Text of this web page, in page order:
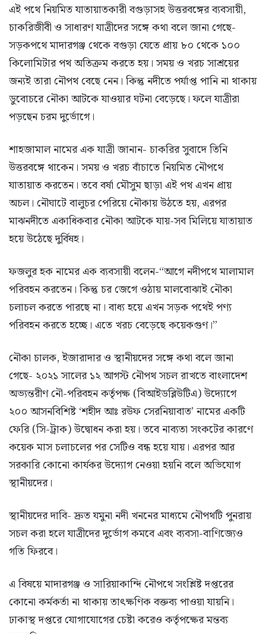
এই পথে নিয়মিত যাতায়াতকারী বগুড়াসহ উত্তরবঙ্গের ব্যবসায়ী,
চাকরিজীবী ও সাধারণ যাত্রীদের সঙ্গে কথা বলে জানা গেছে-
সড়কপথে মাদারগঞ্জ থেকে বগুড়া যেতে প্রায় ৮০ থেকে ১০০
কিলোমিটার পথ অতিক্রম করতে হয়। সময় ও খরচ সাশ্রয়ের
জন্যই তারা নৌপথ বেছে নেন। কিন্তু নদীতে পর্যাপ্ত পানি না থাকায়
ডুবোচরে নৌকা আটকে যাওয়ার ঘটনা বেড়েছে। ফলে যাত্রীরা
পড়ছেন চরম দুর্ভোগে।
শাহজামাল নামের এক যাত্রী জানান- চাকরির সুবাদে তিনি
উত্তরবঙ্গে থাকেন। সময় ও খরচ বাঁচাতে নিয়মিত নৌপথে
যাতায়াত করতেন। তবে বর্ষা মৌসুম ছাড়া এই পথ এখন প্রায়
অচল। নৌঘাটে বালুচর পেরিয়ে নৌকায় উঠতে হয়, এরপর
মাঝনদীতে একাধিকবার নৌকা আটকে যায়-সব মিলিয়ে যাতায়াত
হয়ে উঠেছে দুর্বিষহ।
ফজলুর হক নামের এক ব্যবসায়ী বলেন-“আগে নদীপথে মালামাল
পরিবহন করতেন। কিন্তু চর জেগে ওঠায় মালবোঝাই নৌকা
চলাচল করতে পারছে না। বাধ্য হয়ে এখন সড়ক পথেই পণ্য
পরিবহন করতে হচ্ছে। এতে খরচ বেড়েছে কয়েকগুণ।”
নৌকা চালক, ইজারাদার ও স্থানীয়দের সঙ্গে কথা বলে জানা
গেছে- ২০২১ সালের ১২ আগস্ট নৌপথ সচল রাখতে বাংলাদেশ
অভ্যন্তরীণ নৌ-পরিবহন কর্তৃপক্ষ (বিআইডব্লিউটিএ) উদ্যোগে
২০০ আসনবিশিষ্ট ‘শহীদ আঃ রউফ সেরনিয়াবাত’ নামের একটি
ফেরি (সি-ট্রাক) উদ্বোধন করা হয়। তবে নাব্যতা সংকটের কারণে
কয়েক মাস চলাচলের পর সেটিও বন্ধ হয়ে যায়। এরপর আর
সরকারি কোনো কার্যকর উদ্যোগ নেওয়া হয়নি বলে অভিযোগ
স্থানীয়দের।
স্থানীয়দের দাবি- দ্রুত যমুনা নদী খননের মাধ্যমে নৌপথটি পুনরায়
সচল করা হলে যাত্রীদের দুর্ভোগ কমবে এবং ব্যবসা-বাণিজ্যেও
গতি ফিরবে।
এ বিষয়ে মাদারগঞ্জ ও সারিয়াকান্দি নৌপথে সংশ্লিষ্ট দপ্তরের
কোনো কর্মকর্তা না থাকায় তাৎক্ষণিক বক্তব্য পাওয়া যায়নি।
ঢাকাস্থ দপ্তরে যোগাযোগের চেষ্টা করেও কর্তৃপক্ষের মন্তব্য